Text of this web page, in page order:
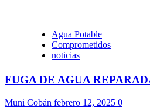
Agua Potable
Comprometidos
noticias
FUGA DE AGUA REPARADA
Muni Cobán febrero 12, 2025 0